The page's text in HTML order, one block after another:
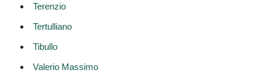
Terenzio
Tertulliano
Tibullo
Valerio Massimo